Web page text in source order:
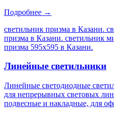
Подробнее →
светильник призма в Казани.
призма в Казани. светильник
призма 595х595 в Казани.
Линейные светильники
Линейные светодиодные
для непрерывных световых
подвесные и накладные, для